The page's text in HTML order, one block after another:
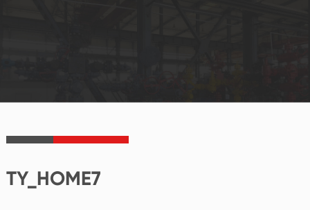
TY_HOME7